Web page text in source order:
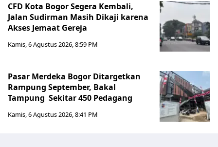
CFD Kota Bogor Segera Kembali,
Jalan Sudirman Masih Dikaji karena
Akses Jemaat Gereja
Kamis, 6 Agustus 2026, 8:59 PM
Pasar Merdeka Bogor Ditargetkan
Rampung September, Bakal
Tampung Sekitar 450 Pedagang
Kamis, 6 Agustus 2026, 8:41 PM